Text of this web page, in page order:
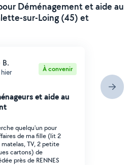
Déménagement et aide au
sur-Loing (45) et
À convenir
et aide au
quelqu'un pour
de ma fille (lit 2
TV, 2 petite
cartons) de
près de RENNES